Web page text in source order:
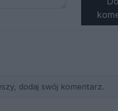
dodaj swój komentarz.